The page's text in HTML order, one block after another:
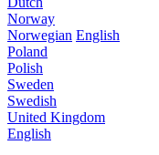
Norway
Norwegian English
Poland
Polish
Sweden
Swedish
United Kingdom
English